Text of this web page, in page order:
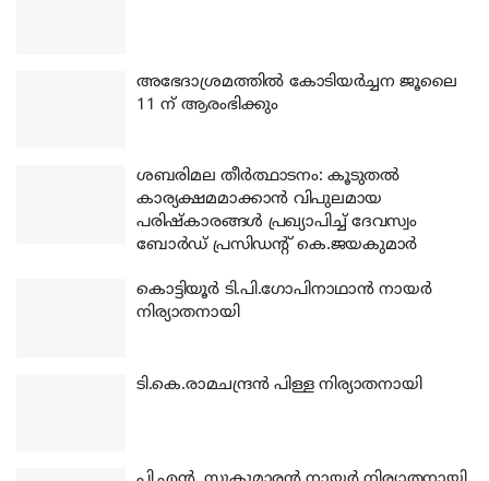
അഭേദാശ്രമത്തില്‍ കോടിയര്‍ച്ചന ജൂലൈ
11 ന് ആരംഭിക്കും
ശബരിമല തീര്‍ത്ഥാടനം: കൂടുതല്‍
കാര്യക്ഷമമാക്കാന്‍ വിപുലമായ
പരിഷ്‌കാരങ്ങള്‍ പ്രഖ്യാപിച്ച് ദേവസ്വം
ബോര്‍ഡ് പ്രസിഡന്റ് കെ.ജയകുമാര്‍
കൊട്ടിയൂര്‍ ടി.പി.ഗോപിനാഥാന്‍ നായര്‍
നിര്യാതനായി
ടി.കെ.രാമചന്ദ്രന്‍ പിള്ള നിര്യാതനായി